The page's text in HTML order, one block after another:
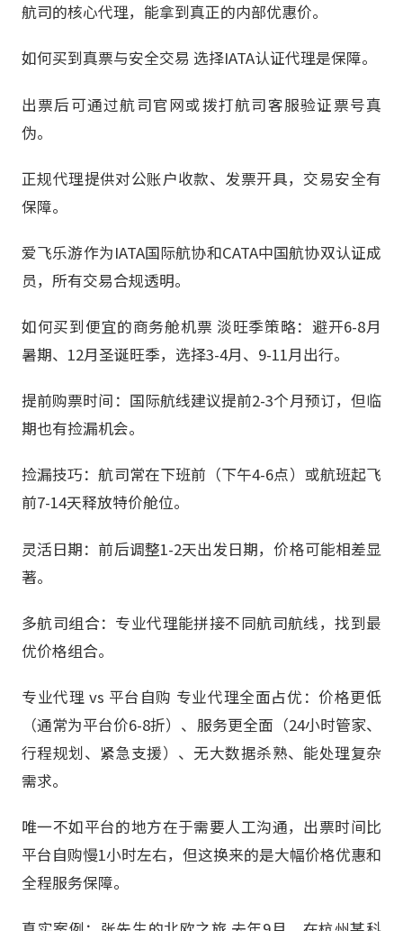
航司的核心代理，能拿到真正的内部优惠价。
如何买到真票与安全交易 选择IATA认证代理是保障。
出票后可通过航司官网或拨打航司客服验证票号真
伪。
正规代理提供对公账户收款、发票开具，交易安全有
保障。
爱飞乐游作为IATA国际航协和CATA中国航协双认证成
员，所有交易合规透明。
如何买到便宜的商务舱机票 淡旺季策略：避开6-8月
暑期、12月圣诞旺季，选择3-4月、9-11月出行。
提前购票时间：国际航线建议提前2-3个月预订，但临
期也有捡漏机会。
捡漏技巧：航司常在下班前（下午4-6点）或航班起飞
前7-14天释放特价舱位。
灵活日期：前后调整1-2天出发日期，价格可能相差显
著。
多航司组合：专业代理能拼接不同航司航线，找到最
优价格组合。
专业代理 vs 平台自购 专业代理全面占优：价格更低
（通常为平台价6-8折）、服务更全面（24小时管家、
行程规划、紧急支援）、无大数据杀熟、能处理复杂
需求。
唯一不如平台的地方在于需要人工沟通，出票时间比
平台自购慢1小时左右，但这换来的是大幅价格优惠和
全程服务保障。